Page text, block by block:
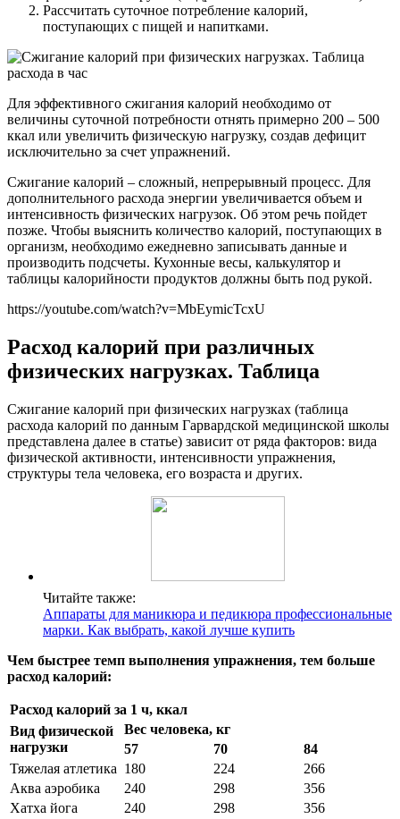
Рассчитать суточное потребление калорий,
поступающих с пищей и напитками.
Для эффективного сжигания калорий необходимо от
величины суточной потребности отнять примерно 200 – 500
ккал или увеличить физическую нагрузку, создав дефицит
исключительно за счет упражнений.
Сжигание калорий – сложный, непрерывный процесс. Для
дополнительного расхода энергии увеличивается объем и
интенсивность физических нагрузок. Об этом речь пойдет
позже. Чтобы выяснить количество калорий, поступающих в
организм, необходимо ежедневно записывать данные и
производить подсчеты. Кухонные весы, калькулятор и
таблицы калорийности продуктов должны быть под рукой.
https://youtube.com/watch?v=MbEymicTcxU
Расход калорий при различных
физических нагрузках. Таблица
Сжигание калорий при физических нагрузках (таблица
расхода калорий по данным Гарвардской медицинской школы
представлена далее в статье) зависит от ряда факторов: вида
физической активности, интенсивности упражнения,
структуры тела человека, его возраста и других.
Читайте также:
Аппараты для маникюра и педикюра профессиональные
марки. Как выбрать, какой лучше купить
Чем быстрее темп выполнения упражнения, тем больше
расход калорий:
Расход калорий за 1 ч, ккал
Вид физической
нагрузки
Вес человека, кг
57
70
84
Тяжелая атлетика 180 224
266
Аква аэробика
240 298
356
Хатха йога
240 298
356